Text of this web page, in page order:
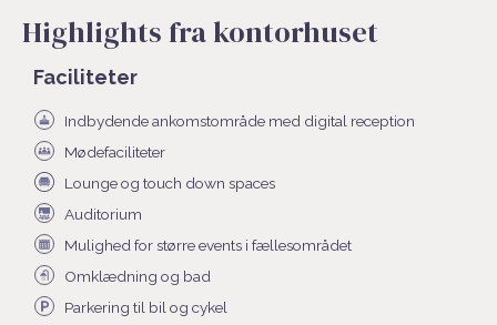
Highlights fra kontorhuset
Faciliteter
Indbydende ankomstområde med digital reception
Mødefaciliteter
Lounge og touch down spaces
Auditorium
Mulighed for større events i fællesområdet
Omklædning og bad
Parkering til bil og cykel